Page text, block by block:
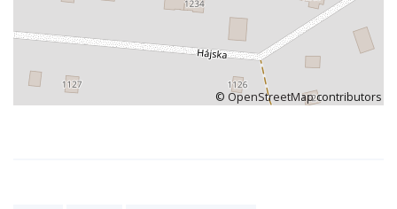
© OpenStreetMapcontributors